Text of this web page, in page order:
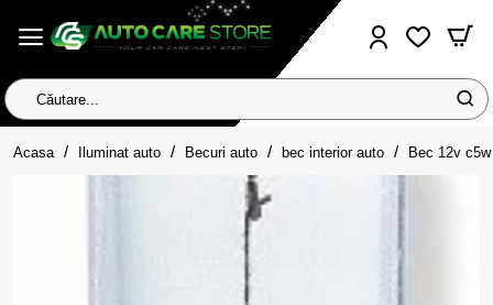
Căutare...
Acasa homeIluminat auto Becuri auto bec interior auto Bec 12v